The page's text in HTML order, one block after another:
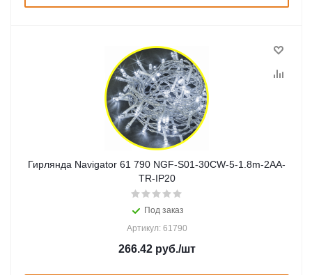
Гирлянда Navigator 61 790 NGF-S01-30CW-5-1.8m-2AA-
TR-IP20
Под заказ
Артикул: 61790
266.42руб./шт